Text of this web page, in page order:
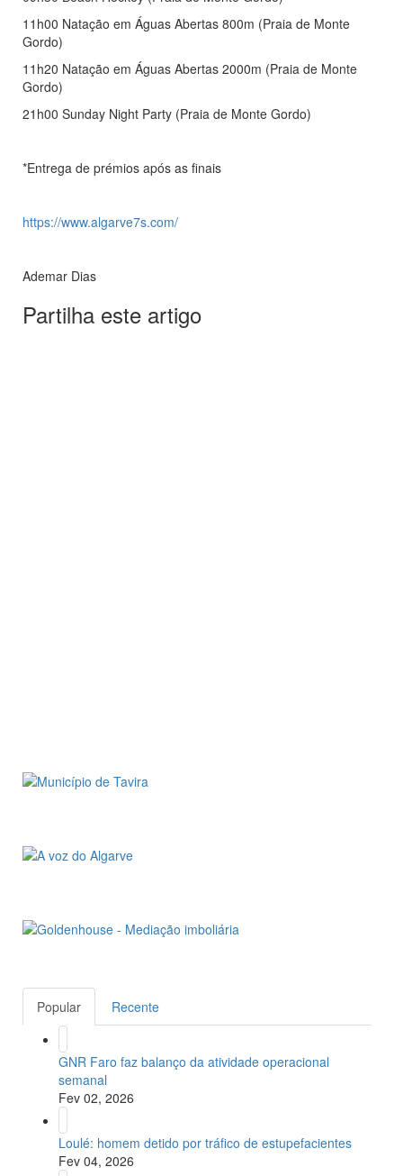
11h00 Natação em Águas Abertas 800m (Praia de Monte
Gordo)
11h20 Natação em Águas Abertas 2000m (Praia de Monte
Gordo)
21h00 Sunday Night Party (Praia de Monte Gordo)
*Entrega de prémios após as finais
https://www.algarve7s.com/
Ademar Dias
Partilha este artigo
Popular Recente
GNR Faro faz balanço da atividade operacional
semanal
Fev 02, 2026
Loulé: homem detido por tráfico de estupefacientes
Fev 04, 2026